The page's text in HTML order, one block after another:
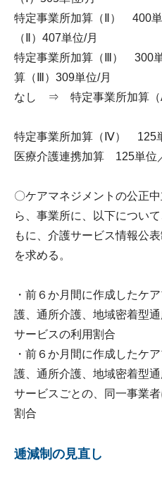
特定事業所加算（Ⅱ）
（Ⅱ）407単位/月
特定事業所加算（Ⅲ）
算（Ⅲ）309単位/月
なし ⇒ 特定事業所加算（
特定事業所加算（Ⅳ）
医療介護連携加算 125単位
〇ケアマネジメントの公正
ら、事業所に、以下につい
もに、介護サービス情報公
を求める。
・前６か月間に作成したケ
護、通所介護、地域密着型
サービスの利用割合
・前６か月間に作成したケ
護、通所介護、地域密着型
サービスごとの、同一事業
割合
逓減制の見直し